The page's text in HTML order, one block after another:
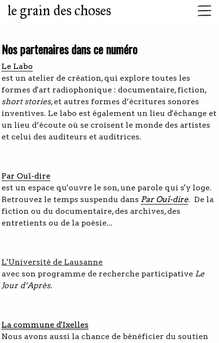
le grain des choses
Nos partenaires dans ce numéro
Le Labo
est un atelier de création, qui explore toutes les
formes d'art radiophonique : documentaire, fiction,
short stories, et autres formes d’écritures sonores
inventives. Le labo est également un lieu d'échange et
un lieu d’écoute où se croisent le monde des artistes
et celui des auditeurs et auditrices.
Par Ouï-dire
est un espace qu'ouvre le son, une parole qui s'y loge.
Retrouvez le temps suspendu dans Par Ouï-dire. De la
fiction ou du documentaire, des archives, des
entretients ou de la poésie...
L'Université de Lausanne
avec son programme de recherche participative Le
Jour d’Après.
La commune d'Ixelles
Nous avons aussi la chance de bénéficier du soutien